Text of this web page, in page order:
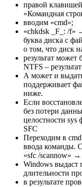
правой
«Командная
вводим «cmd»;
«chkdsk _F_: /f»
буква диска с
о том, что диск
результат
NTFS –
А может и
поддерживает
ниже.
Если
без потери
целостности sys
SFC
Переходим в
ввода команды.
«sfc /scannow» →
Windows выдаст
длительности
в результате